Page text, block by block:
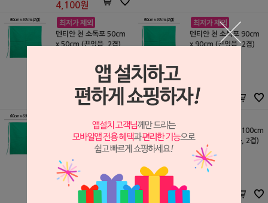
4,100원
덴티안 천 소독포 50cm
x 50cm (끈있음, 2겹)
7,000원
3,600원
덴티안 천 소독포 90cm
x 90cm (끈있음, 2겹)
18,000원
8,800
덴티안 천 소독포 60cm
x 60cm (끈있음, 2겹)
세일글로발
S2409196
12,000원
4,800
덴티안 천 소독포 100cm
x 100cm (끈있음, 2겹)
세일글로발
11,000